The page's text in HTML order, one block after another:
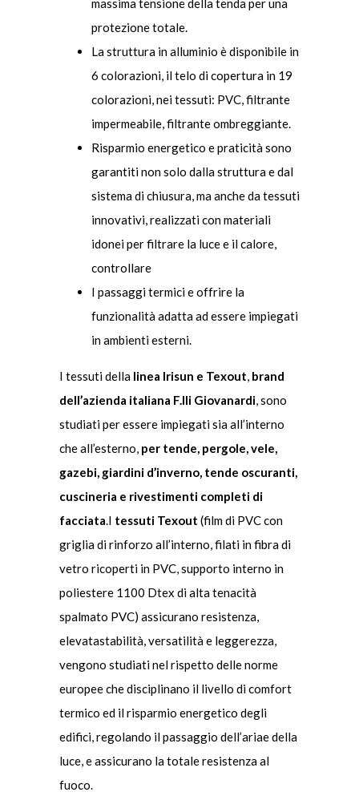
massima tensione della tenda per una
protezione totale.
La struttura in alluminio è disponibile in
6 colorazioni, il telo di copertura in 19
colorazioni, nei tessuti: PVC, filtrante
impermeabile, filtrante ombreggiante.
Risparmio energetico e praticità sono
garantiti non solo dalla struttura e dal
sistema di chiusura, ma anche da tessuti
innovativi, realizzati con materiali
idonei per filtrare la luce e il calore,
controllare
I passaggi termici e offrire la
funzionalità adatta ad essere impiegati
in ambienti esterni.
I tessuti della linea Irisun e Texout, brand
dell’azienda italiana F.lli Giovanardi, sono
studiati per essere impiegati sia all’interno
che all’esterno, per tende, pergole, vele,
gazebi, giardini d’inverno, tende oscuranti,
cuscineria e rivestimenti completi di
facciata.I tessuti Texout (film di PVC con
griglia di rinforzo all’interno, filati in fibra di
vetro ricoperti in PVC, supporto interno in
poliestere 1100 Dtex di alta tenacità
spalmato PVC) assicurano resistenza,
elevatastabilità, versatilità e leggerezza,
vengono studiati nel rispetto delle norme
europee che disciplinano il livello di comfort
termico ed il risparmio energetico degli
edifici, regolando il passaggio dell’ariae della
luce, e assicurano la totale resistenza al
fuoco.